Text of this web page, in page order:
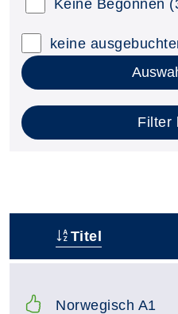
Keine Begonnen
keine
Filter
Titel
Norwegisch A1